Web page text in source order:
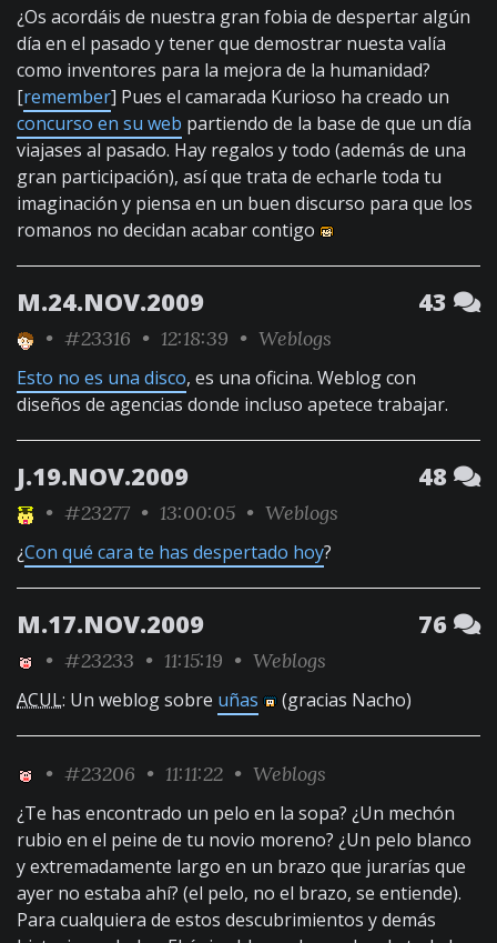
¿Os acordáis de nuestra gran fobia de despertar algún
día en el pasado y tener que demostrar nuesta valía
como inventores para la mejora de la humanidad?
[remember] Pues el camarada Kurioso ha creado un
concurso en su web partiendo de la base de que un día
viajases al pasado. Hay regalos y todo (además de una
gran participación), así que trata de echarle toda tu
imaginación y piensa en un buen discurso para que los
romanos no decidan acabar contigo
M.24.NOV.2009 43
• #23316 • 12:18:39 • Weblogs
Esto no es una disco, es una oficina. Weblog con
diseños de agencias donde incluso apetece trabajar.
J.19.NOV.2009 48
• #23277 • 13:00:05 • Weblogs
¿Con qué cara te has despertado hoy?
M.17.NOV.2009 76
• #23233 • 11:15:19 • Weblogs
ACUL: Un weblog sobre uñas (gracias Nacho)
• #23206 • 11:11:22 • Weblogs
¿Te has encontrado un pelo en la sopa? ¿Un mechón
rubio en el peine de tu novio moreno? ¿Un pelo blanco
y extremadamente largo en un brazo que jurarías que
ayer no estaba ahí? (el pelo, no el brazo, se entiende).
Para cualquiera de estos descubrimientos y demás